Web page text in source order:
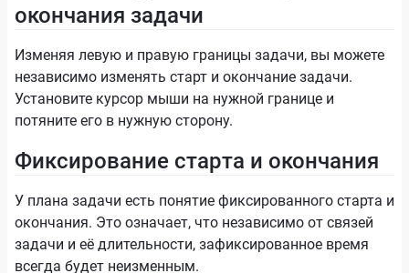
окончания задачи
Изменяя левую и правую границы задачи, вы можете
независимо изменять старт и окончание задачи.
Установите курсор мыши на нужной границе и
потяните его в нужную сторону.
Фиксирование старта и окончания
У плана задачи есть понятие фиксированного старта и
окончания. Это означает, что независимо от связей
задачи и её длительности, зафиксированное время
всегда будет неизменным.